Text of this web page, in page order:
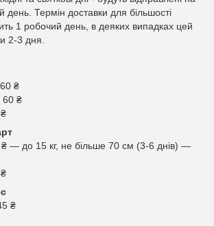
день. Термін доставки для більшості
1 робочий день, в деяких випадках цей
2-3 дня.
₴
60 ₴
₴ — до 15 кг, не більше 70 см (3-6 днів) —
₴